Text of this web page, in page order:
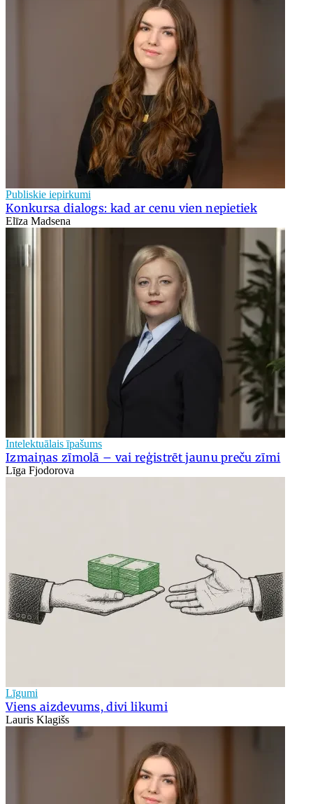
Publiskie iepirkumi
Konkursa dialogs: kad ar cenu vien nepietiek
Elīza Madsena
Intelektuālais īpašums
Izmaiņas zīmolā – vai reģistrēt jaunu preču zīmi
Līga Fjodorova
Līgumi
Viens aizdevums, divi likumi
Lauris Klagišs